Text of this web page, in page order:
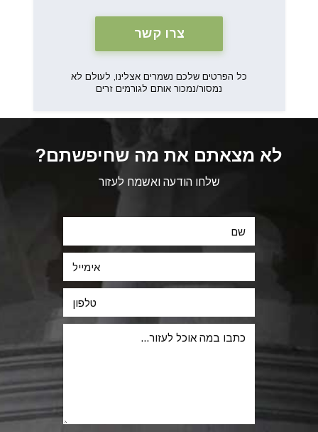
כל הפרטים שלכם נשמרים אצלינו, לעולם לא
נמסור/נמכור אותם לגורמים זרים
לא מצאתם את מה שחיפשתם?
שלחו הודעה ואשמח לעזור